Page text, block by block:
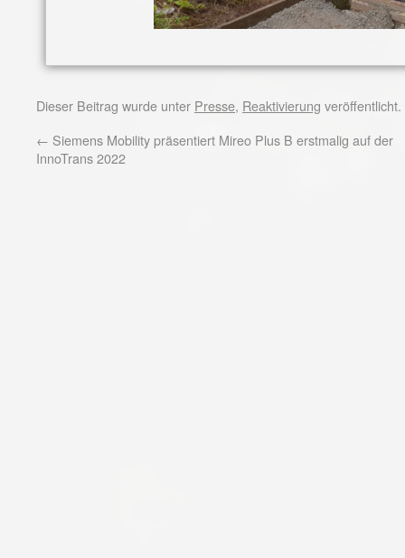
Dieser Beitrag wurde unter Presse, Reaktivierung
← Siemens Mobility präsentiert Mireo Plus B erstmalig auf der
InnoTrans 2022